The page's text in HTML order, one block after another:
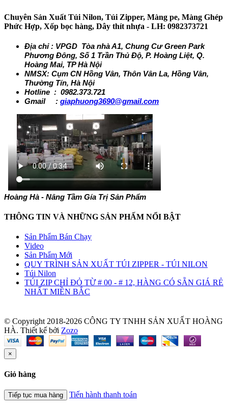
Chuyên Sản Xuất Túi Nilon, Túi Zipper, Màng pe, Màng Ghép
Phức Hợp, Xốp bọc hàng, Dây thít nhựa - LH: 0982373721
Địa chỉ : VPGD Tòa nhà A1, Chung Cư Green Park
Phương Đông, Số 1 Trần Thủ Độ, P. Hoàng Liệt, Q.
Hoàng Mai, TP Hà Nội
NMSX: Cụm CN Hồng Vân, Thôn Vân La, Hồng Vân,
Thường Tín, Hà Nội
Hotline : 0982.373.721
Gmail : giaphuong3690@gmail.com
Hoàng Hà - Nâng Tầm Gía Trị Sản Phẩm
THÔNG TIN VÀ NHỮNG SẢN PHẤM NỔI BẬT
Sản Phẩm Bán Chạy
Video
Sản Phẩm Mới
QUY TRÌNH SẢN XUẤT TÚI ZIPPER - TÚI NILON
Túi Nilon
TÚI ZIP CHỈ ĐỎ TỪ # 00 - # 12, HÀNG CÓ SẴN GIÁ RẺ
NHẤT MIỀN BẮC
© Copyright 2018-2026 CÔNG TY TNHH SẢN XUẤT HOÀNG
HÀ. Thiết kế bởi Zozo
×
Giỏ hàng
Tiếp tục mua hàng Tiến hành thanh toán